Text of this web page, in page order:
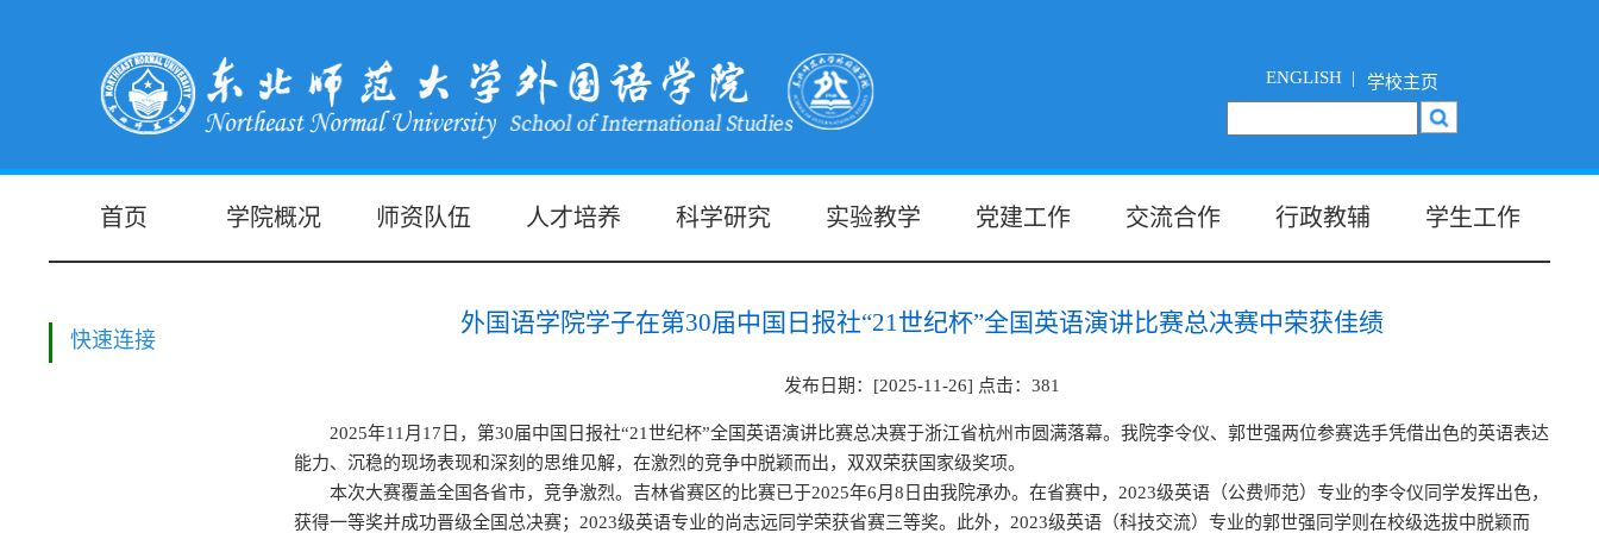
ENGLISH | 学校主页
首页 学院概况 师资队伍 人才培养 科学研究 实验教学 党建工作 交流合作 行政教辅 学生工作
快速连接
外国语学院学子在第30届中国日报社“21世纪杯”全国英语演讲比赛总决赛中荣获佳绩
发布日期：[2025-11-26] 点击： 381
2025年11月17日，第30届中国日报社“21世纪杯”全国英语演讲比赛总决赛于浙江省杭州市圆满落幕。我院李令仪、郭世强两位参赛选手凭借出色的英语表达
能力、沉稳的现场表现和深刻的思维见解，在激烈的竞争中脱颖而出，双双荣获国家级奖项。
本次大赛覆盖全国各省市，竞争激烈。吉林省赛区的比赛已于2025年6月8日由我院承办。在省赛中，2023级英语（公费师范）专业的李令仪同学发挥出色，
获得一等奖并成功晋级全国总决赛；2023级英语专业的尚志远同学荣获省赛三等奖。此外，2023级英语（科技交流）专业的郭世强同学则在校级选拔中脱颖而